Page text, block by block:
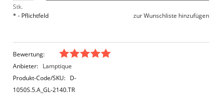
Stk.
zur Wunschliste hinzufügen
* - Pflichtfeld
Bewertung:
Anbieter: Lamptique
Produkt-Code/SKU: D-
1050S.5.A_GL-2140.TR